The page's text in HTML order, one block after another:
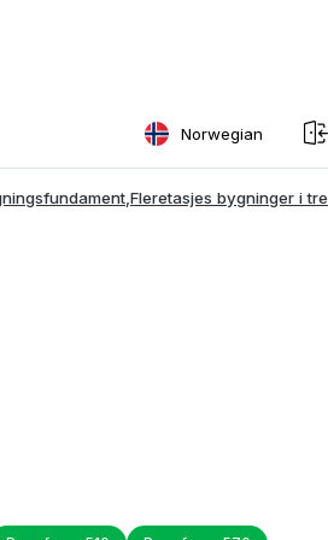
Norwegian
,Fleretasjes bygninger i tre